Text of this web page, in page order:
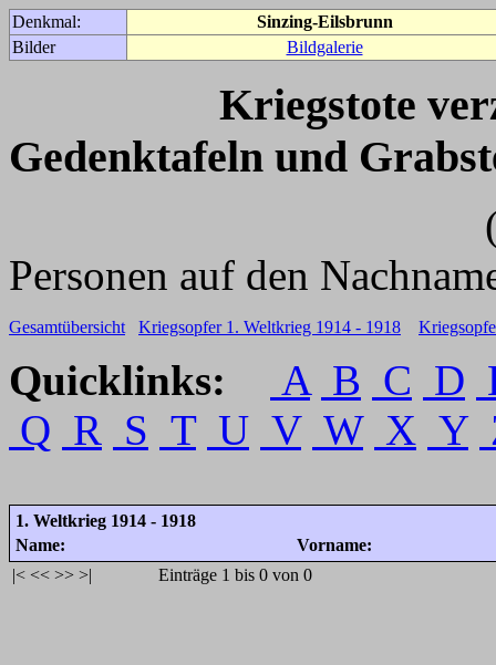
Denkmal:
Sinzing-Eilsbrunn
Bilder
Bildgalerie
Kriegstote
Gedenktafeln und
(Für weitere
Personen auf den
Gesamtübersicht Kriegsopfer 1. Weltkrieg 1914 - 1918
Quicklinks: A B C D
Q R S T U V W X Y
1. Weltkrieg 1914 - 1918
Name:
Vorname:
|< << >> >| Einträge 1 bis 0 von 0